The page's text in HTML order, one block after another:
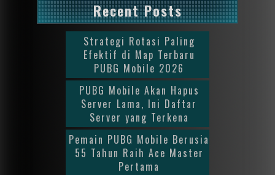
Recent Posts
Strategi Rotasi Paling
Efektif di Map Terbaru
PUBG Mobile 2026
PUBG Mobile Akan Hapus
Server Lama, Ini Daftar
Server yang Terkena
Pemain PUBG Mobile Berusia
55 Tahun Raih Ace Master
Pertama